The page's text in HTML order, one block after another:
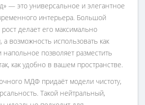
— это универсальное и элегантное
интерьера. Большой
делает его максимально
возможность использовать как
напольное позволяет разместить
как удобно в вашем пространстве.
МДФ придаёт модели чистоту,
Такой нейтральный,